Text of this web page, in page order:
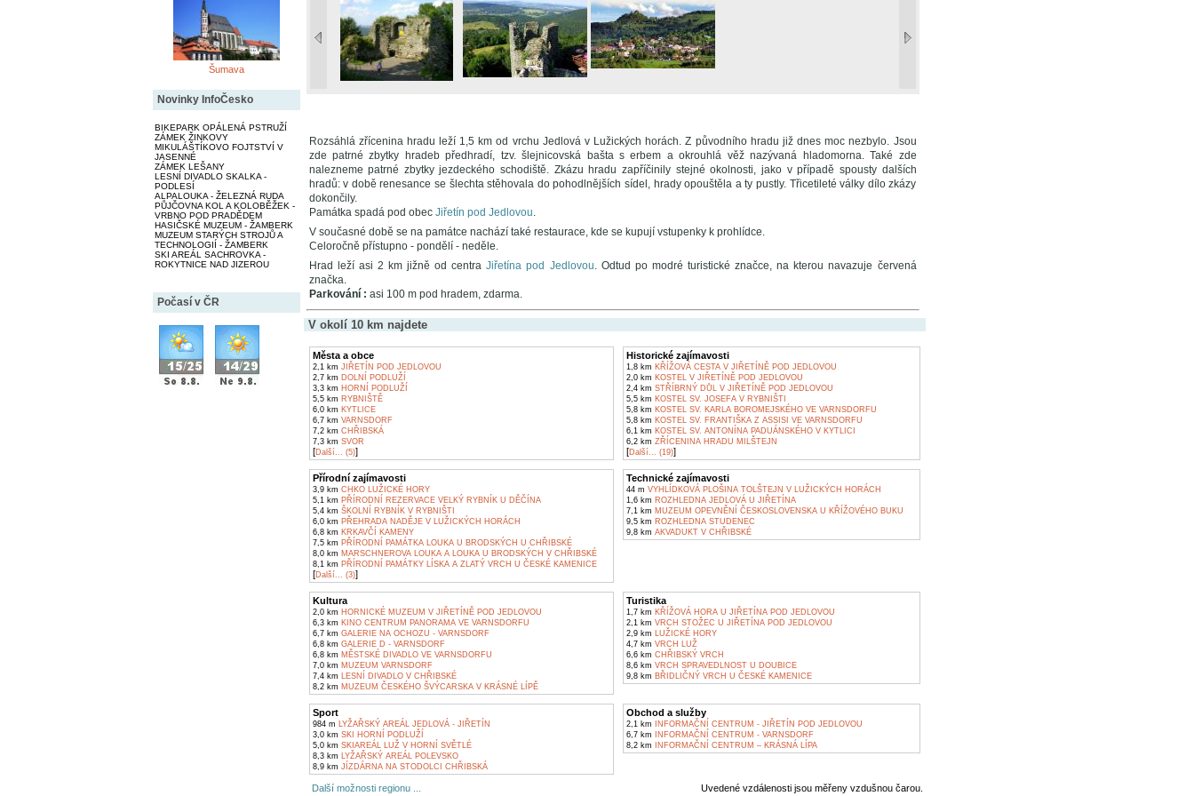
Šumava
Novinky InfoČesko
BIKEPARK OPÁLENÁ PSTRUŽÍ
ZÁMEK ŽINKOVY
MIKULÁŠTÍKOVO FOJTSTVÍ V
JASENNÉ
ZÁMEK LEŠANY
LESNÍ DIVADLO SKALKA -
PODLESÍ
ALPALOUKA - ŽELEZNÁ RUDA
PŮJČOVNA KOL A KOLOBĚŽEK -
VRBNO POD PRADĚDEM
HASIČSKÉ MUZEUM - ŽAMBERK
MUZEUM STARÝCH STROJŮ A
TECHNOLOGIÍ - ŽAMBERK
SKI AREÁL SACHROVKA -
ROKYTNICE NAD JIZEROU
Počasí v ČR
Rozsáhlá zřícenina hradu leží 1,5 km od vrchu Jedlová v Lužických horách. Z původního hradu již dnes moc nezbylo. Jsou
zde patrné zbytky hradeb předhradí, tzv. šlejnicovská bašta s erbem a okrouhlá věž nazývaná hladomorna. Také zde
nalezneme patrné zbytky jezdeckého schodiště. Zkázu hradu zapříčinily stejné okolnosti, jako v případě spousty dalších
hradů: v době renesance se šlechta stěhovala do pohodlnějších sídel, hrady opouštěla a ty pustly. Třicetileté války dílo zkázy
dokončily.
Památka spadá pod obec Jiřetín pod Jedlovou.
V současné době se na památce nachází také restaurace, kde se kupují vstupenky k prohlídce.
Celoročně přístupno - pondělí - neděle.
Hrad leží asi 2 km jižně od centraJiřetína pod Jedlovou. Odtud po modré turistické značce, na kterou navazuje červená
značka.
Parkování : asi 100 m pod hradem, zdarma.
V okolí 10 km najdete
Města a obce
2,1 km JIŘETÍN POD JEDLOVOU
2,7 km DOLNÍ PODLUŽÍ
3,3 km HORNÍ PODLUŽÍ
5,5 km RYBNIŠTĚ
6,0 km KYTLICE
6,7 km VARNSDORF
7,2 km CHŘIBSKÁ
7,3 km SVOR
[Další... (5)]
Historické zajímavosti
1,8 km KŘÍŽOVÁ CESTA V JIŘETÍNĚ POD JEDLOVOU
2,0 km KOSTEL V JIŘETÍNĚ POD JEDLOVOU
2,4 km STŘÍBRNÝ DŮL V JIŘETÍNĚ POD JEDLOVOU
5,5 km KOSTEL SV. JOSEFA V RYBNIŠTI
5,8 km KOSTEL SV. KARLA BOROMEJSKÉHO VE VARNSDORFU
5,8 km KOSTEL SV. FRANTIŠKA Z ASSISI VE VARNSDORFU
6,1 km KOSTEL SV. ANTONÍNA PADUÁNSKÉHO V KYTLICI
6,2 km ZŘÍCENINA HRADU MILŠTEJN
[Další... (19)]
Přírodní zajímavosti
3,9 km CHKO LUŽICKÉ HORY
5,1 km PŘÍRODNÍ REZERVACE VELKÝ RYBNÍK U DĚČÍNA
5,4 km ŠKOLNÍ RYBNÍK V RYBNIŠTI
6,0 km PŘEHRADA NADĚJE V LUŽICKÝCH HORÁCH
6,8 km KRKAVČÍ KAMENY
7,5 km PŘÍRODNÍ PAMÁTKA LOUKA U BRODSKÝCH U CHŘIBSKÉ
8,0 km MARSCHNEROVA LOUKA A LOUKA U BRODSKÝCH V CHŘIBSKÉ
8,1 km PŘÍRODNÍ PAMÁTKY LÍSKA A ZLATÝ VRCH U ČESKÉ KAMENICE
[Další... (3)]
Technické zajímavosti
44 m VYHLÍDKOVÁ PLOŠINA TOLŠTEJN V LUŽICKÝCH HORÁCH
1,6 km ROZHLEDNA JEDLOVÁ U JIŘETÍNA
7,1 km MUZEUM OPEVNĚNÍ ČESKOSLOVENSKA U KŘÍŽOVÉHO BUKU
9,5 km ROZHLEDNA STUDENEC
9,8 km AKVADUKT V CHŘIBSKÉ
Kultura
2,0 km HORNICKÉ MUZEUM V JIŘETÍNĚ POD JEDLOVOU
6,3 km KINO CENTRUM PANORAMA VE VARNSDORFU
6,7 km GALERIE NA OCHOZU - VARNSDORF
6,8 km GALERIE D - VARNSDORF
6,8 km MĚSTSKÉ DIVADLO VE VARNSDORFU
7,0 km MUZEUM VARNSDORF
7,4 km LESNÍ DIVADLO V CHŘIBSKÉ
8,2 km MUZEUM ČESKÉHO ŠVÝCARSKA V KRÁSNÉ LÍPĚ
Turistika
1,7 km KŘÍŽOVÁ HORA U JIŘETÍNA POD JEDLOVOU
2,1 km VRCH STOŽEC U JIŘETÍNA POD JEDLOVOU
2,9 km LUŽICKÉ HORY
4,7 km VRCH LUŽ
6,6 km CHŘIBSKÝ VRCH
8,6 km VRCH SPRAVEDLNOST U DOUBICE
9,8 km BŘIDLIČNÝ VRCH U ČESKÉ KAMENICE
Sport
984 m LYŽAŘSKÝ AREÁL JEDLOVÁ - JIŘETÍN
3,0 km SKI HORNÍ PODLUŽÍ
5,0 km SKIAREÁL LUŽ V HORNÍ SVĚTLÉ
8,3 km LYŽAŘSKÝ AREÁL POLEVSKO
8,9 km JÍZDÁRNA NA STODOLCI CHŘIBSKÁ
Obchod a služby
2,1 km INFORMAČNÍ CENTRUM - JIŘETÍN POD JEDLOVOU
6,7 km INFORMAČNÍ CENTRUM - VARNSDORF
8,2 km INFORMAČNÍ CENTRUM – KRÁSNÁ LÍPA
Další možnosti regionu ... Uvedené vzdálenosti jsou měřeny vzdušnou čarou.